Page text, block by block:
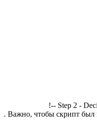
!-- Step 2 -
. Важно, чтобы скрипт был